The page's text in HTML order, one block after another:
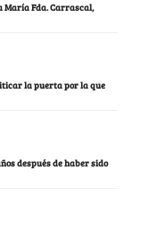
María Fda. Carrascal,
la puerta por la que
después de haber sido